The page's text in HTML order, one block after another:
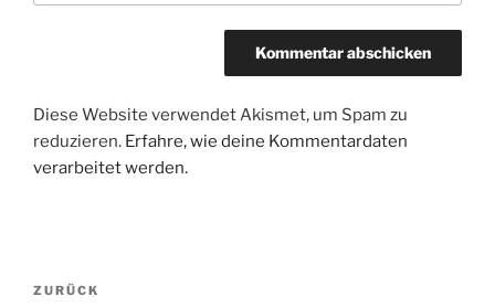
Diese Website verwendet Akismet, um Spam zu
reduzieren. Erfahre, wie deine Kommentardaten
verarbeitet werden.
Beitragsnavigation
Vorheriger
ZURÜCK